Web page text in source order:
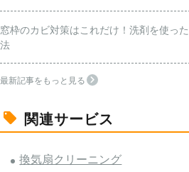
窓枠のカビ対策はこれだけ！洗剤を使っ
法
最新記事をもっと見る
関連サービス
換気扇クリーニング